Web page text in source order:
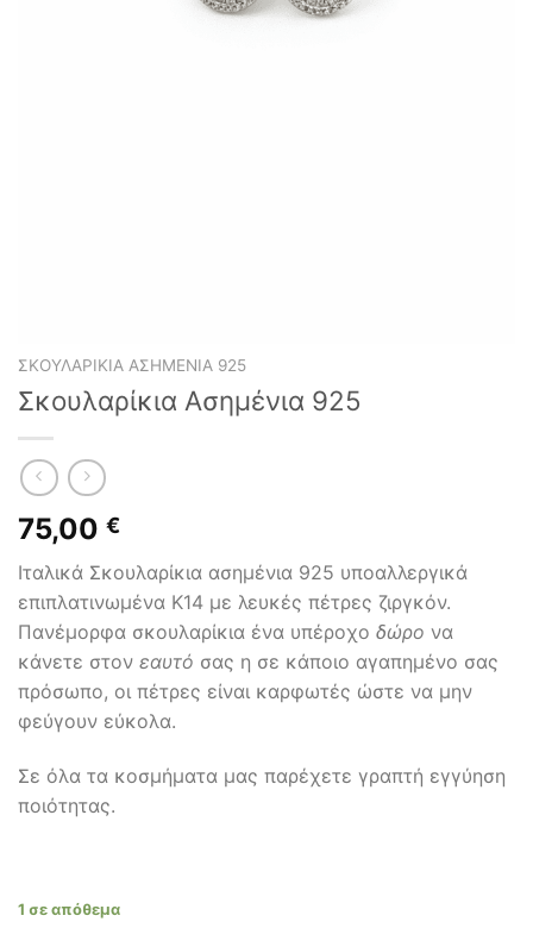
ΣΚΟΥΛΑΡΊΚΙΑ ΑΣΗΜΈΝΙΑ 925
Σκουλαρίκια Ασημένια 925
75,00 €
Ιταλικά Σκουλαρίκια ασημένια 925 υποαλλεργικά
επιπλατινωμένα Κ14 με λευκές πέτρες ζιργκόν.
Πανέμορφα σκουλαρίκια ένα υπέροχο δώρο να
κάνετε στον εαυτό σας η σε κάποιο αγαπημένο σας
πρόσωπο, οι πέτρες είναι καρφωτές ώστε να μην
φεύγουν εύκολα.
Σε όλα τα κοσμήματα μας παρέχετε γραπτή εγγύηση
ποιότητας.
1 σε απόθεμα